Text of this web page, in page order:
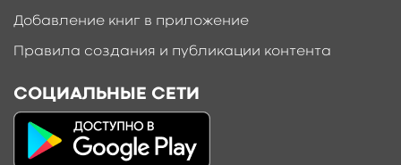
Добавление книг в приложение
Правила создания и публикации контента
СОЦИАЛЬНЫЕ СЕТИ